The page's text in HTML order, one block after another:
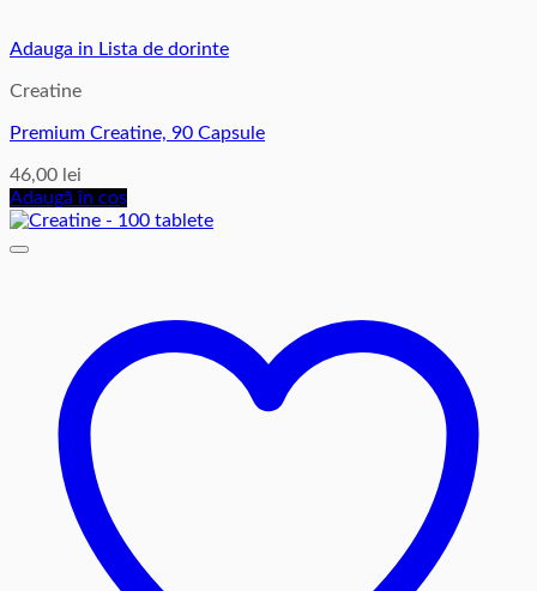
Adauga in Lista de dorinte
Creatine
Premium Creatine, 90 Capsule
46,00 lei
Adaugă în coș